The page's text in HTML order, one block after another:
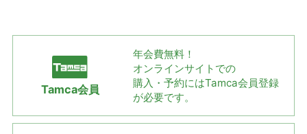
Tamca会員
年会費無料！
オンラインサイトでの
購入・予約にはTamca会員登録
が必要です。